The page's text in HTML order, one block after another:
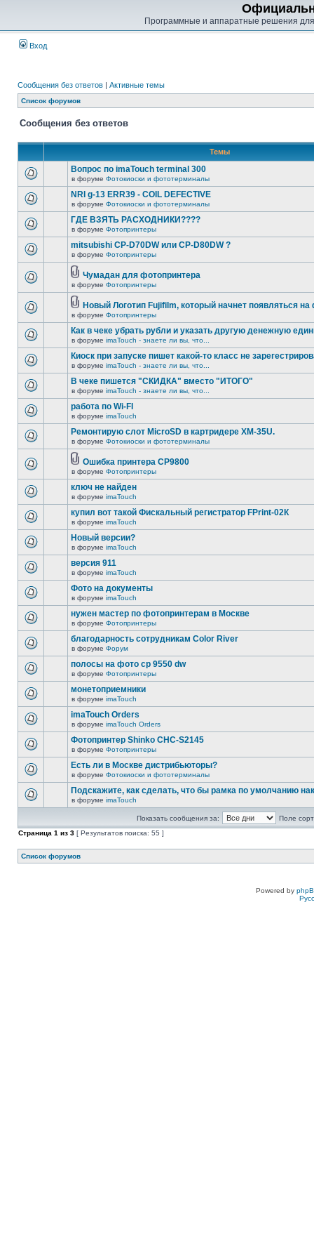
Программные и аппаратные решения
Вход
Сообщения без ответов | Активные темы
Список форумов
Сообщения без ответов
Темы
Вопрос по imaTouch terminal 300
в форуме Фотокиоски и фототерминалы
NRI g-13 ERR39 - COIL DEFECTIVE
в форуме Фотокиоски и фототерминалы
ГДЕ ВЗЯТЬ РАСХОДНИКИ????
в форуме Фотопринтеры
mitsubishi CP-D70DW или CP-D80DW ?
в форуме Фотопринтеры
Чумадан для фотопринтера
в форуме Фотопринтеры
Новый Логотип Fujifilm, который начнет появляться на
в форуме Фотопринтеры
Как в чеке убрать рубли и указать другую денежную
в форуме imaTouch - знаете ли вы, что...
Киоск при запуске пишет какой-то класс не
в форуме imaTouch - знаете ли вы, что...
В чеке пишется "СКИДКА" вместо "ИТОГО"
в форуме imaTouch - знаете ли вы, что...
работа по Wi-FI
в форуме imaTouch
Ремонтирую слот MicroSD в картридере XM-35U.
в форуме Фотокиоски и фототерминалы
Ошибка принтера CP9800
в форуме Фотопринтеры
ключ не найден
в форуме imaTouch
купил вот такой Фискальный регистратор FPrint-02К
в форуме imaTouch
Новый версии?
в форуме imaTouch
версия 911
в форуме imaTouch
Фото на документы
в форуме imaTouch
нужен мастер по фотопринтерам в Москве
в форуме Фотопринтеры
благодарность сотрудникам Color River
в форуме Форум
полосы на фото cp 9550 dw
в форуме Фотопринтеры
монетоприемники
в форуме imaTouch
imaTouch Orders
в форуме imaTouch Orders
Фотопринтер Shinko CHC-S2145
в форуме Фотопринтеры
Есть ли в Москве дистрибьюторы?
в форуме Фотокиоски и фототерминалы
Подскажите, как сделать, что бы рамка по умолчанию
в форуме imaTouch
Показать сообщения за:
Поле
Страница 1 из 3 [ Результатов поиска: 55 ]
Список форумов
Powered by